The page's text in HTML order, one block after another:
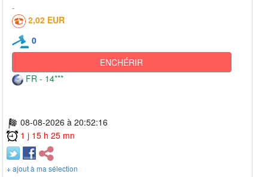
2,02 EUR
0
ENCHÉRIR
FR - 14***
08-08-2026 à 20:52:16
1 j 15 h 25 mn
+ ajout à ma sélection